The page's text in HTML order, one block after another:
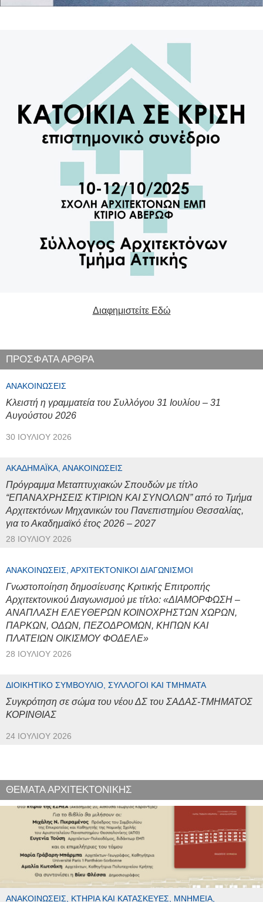
Διαφημιστείτε Εδώ
ΠΡΟΣΦΑΤΑ ΑΡΘΡΑ
ΑΝΑΚΟΙΝΏΣΕΙΣ
Κλειστή η γραμματεία του Συλλόγου 31 Ιουλίου – 31
Αυγούστου 2026
30 ΙΟΥΛΊΟΥ 2026
ΑΚΑΔΗΜΑΪΚΆ, ΑΝΑΚΟΙΝΏΣΕΙΣ
Πρόγραμμα Μεταπτυχιακών Σπουδών με τίτλο
“ΕΠΑΝΑΧΡΗΣΕΙΣ ΚΤΙΡΙΩΝ ΚΑΙ ΣΥΝΟΛΩΝ” από το Τμήμα
Αρχιτεκτόνων Μηχανικών του Πανεπιστημίου Θεσσαλίας,
για το Ακαδημαϊκό έτος 2026 – 2027
28 ΙΟΥΛΊΟΥ 2026
ΑΝΑΚΟΙΝΏΣΕΙΣ, ΑΡΧΙΤΕΚΤΟΝΙΚΟΊ ΔΙΑΓΩΝΙΣΜΟΊ
Γνωστοποίηση δημοσίευσης Κριτικής Επιτροπής
Αρχιτεκτονικού Διαγωνισμού με τίτλο: «ΔΙΑΜΟΡΦΩΣΗ –
ΑΝΑΠΛΑΣΗ ΕΛΕΥΘΕΡΩΝ ΚΟΙΝΟΧΡΗΣΤΩΝ ΧΩΡΩΝ,
ΠΑΡΚΩΝ, ΟΔΩΝ, ΠΕΖΟΔΡΟΜΩΝ, ΚΗΠΩΝ ΚΑΙ
ΠΛΑΤΕΙΩΝ ΟΙΚΙΣΜΟΥ ΦΟΔΕΛΕ»
28 ΙΟΥΛΊΟΥ 2026
ΔΙΟΙΚΗΤΙΚΌ ΣΥΜΒΟΎΛΙΟ, ΣΎΛΛΟΓΟΙ ΚΑΙ ΤΜΉΜΑΤΑ
Συγκρότηση σε σώμα του νέου ΔΣ του ΣΑΔΑΣ-ΤΜΗΜΑΤΟΣ
ΚΟΡΙΝΘΙΑΣ
24 ΙΟΥΛΊΟΥ 2026
ΘΕΜΑΤΑ ΑΡΧΙΤΕΚΤΟΝΙΚΗΣ
ΑΝΑΚΟΙΝΏΣΕΙΣ, ΚΤΉΡΙΑ ΚΑΙ ΚΑΤΑΣΚΕΥΈΣ, ΜΝΗΜΕΊΑ,